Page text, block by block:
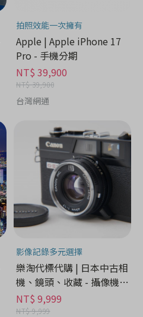
拍照效能一次擁有
Apple | Apple iPhone 17
Pro - 手機分期
NT$ 39,900
NT$ 39,900
台灣網通
影像記錄多元選擇
樂淘代標代購 | 日本中古相
機、鏡頭、收藏 - 攝像機分
期
NT$ 9,999
NT$ 9,999